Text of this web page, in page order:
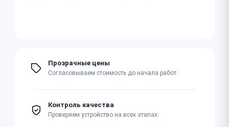
Прозрачные цены
Согласовываем стоимость до начала работ.
Контроль качества
Проверяем устройство на всех этапах.